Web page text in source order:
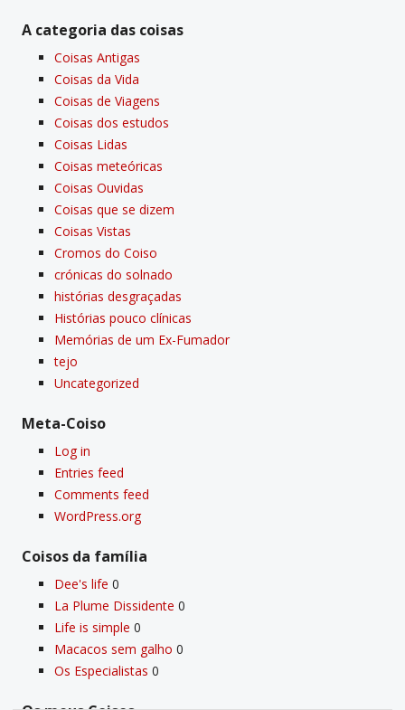
A categoria das coisas
Coisas Antigas
Coisas da Vida
Coisas de Viagens
Coisas dos estudos
Coisas Lidas
Coisas meteóricas
Coisas Ouvidas
Coisas que se dizem
Coisas Vistas
Cromos do Coiso
crónicas do solnado
histórias desgraçadas
Histórias pouco clí­nicas
Memórias de um Ex-Fumador
tejo
Uncategorized
Meta-Coiso
Log in
Entries feed
Comments feed
WordPress.org
Coisos da famí­lia
Dee's life 0
La Plume Dissidente 0
Life is simple 0
Macacos sem galho 0
Os Especialistas 0